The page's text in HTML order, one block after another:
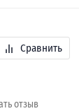
Сравнить
отзыв